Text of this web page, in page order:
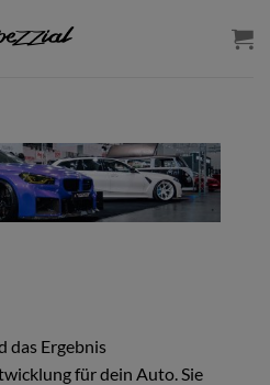
das Ergebnis
für dein Auto. Sie